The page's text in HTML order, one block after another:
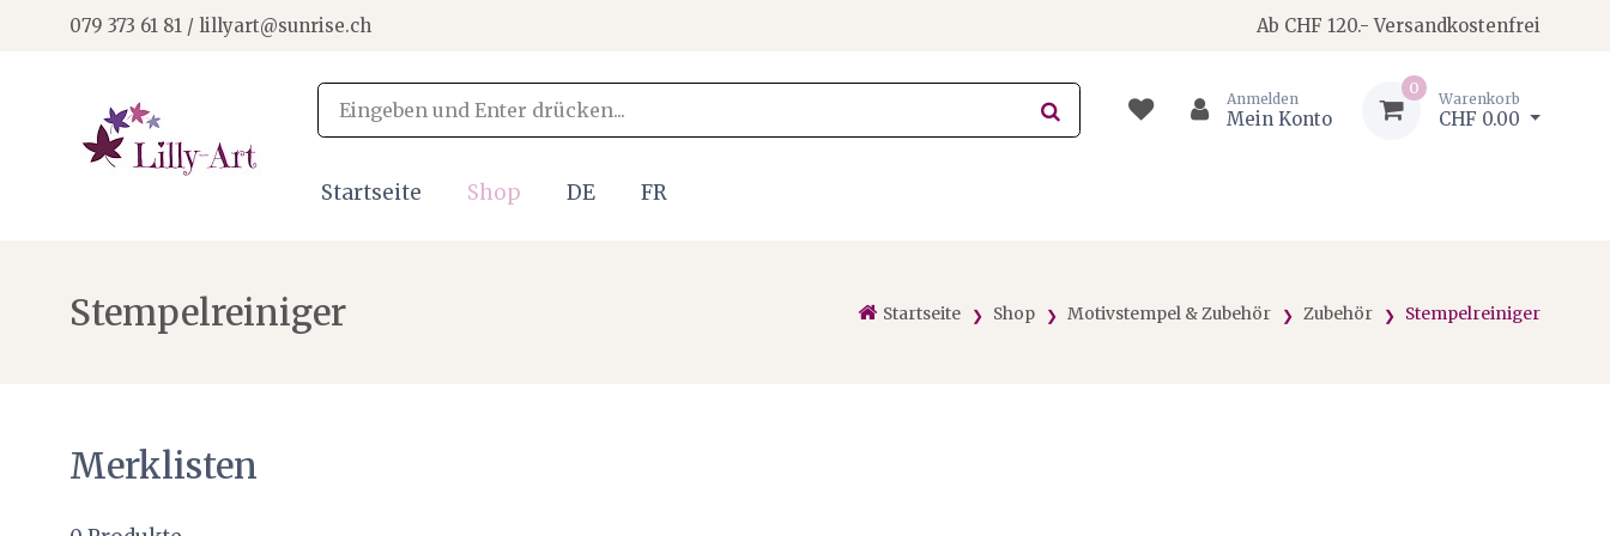
079 373 61 81 / lillyart@sunrise.ch Ab CHF 120.- Versandkostenfrei
Anmelden
Mein Konto
0
Warenkorb
CHF 0.00
Startseite Shop DE FR
Startseite Shop Motivstempel & Zubehör Zubehör Stempelreiniger
Stempelreiniger
Merklisten